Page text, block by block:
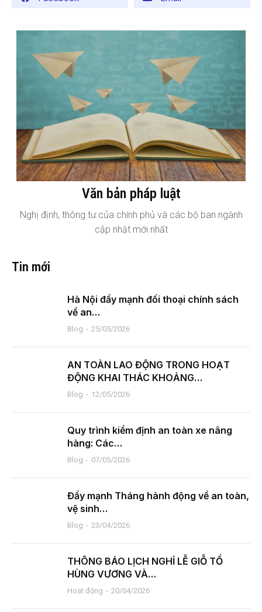
Văn bản pháp luật
Nghị định, thông tư của chính phủ và các bộ ban ngành
cập nhật mới nhất
Tin mới
Hà Nội đẩy mạnh đối thoại chính sách
về an…
Blog 25/05/2026
AN TOÀN LAO ĐỘNG TRONG HOẠT
ĐỘNG KHAI THÁC KHOẢNG…
Blog 12/05/2026
Quy trình kiểm định an toàn xe nâng
hàng: Các…
Blog 07/05/2026
Đẩy mạnh Tháng hành động về an toàn,
vệ sinh…
Blog 23/04/2026
THÔNG BÁO LỊCH NGHỈ LỄ GIỖ TỔ
HÙNG VƯƠNG VÀ…
Hoạt động 20/04/2026